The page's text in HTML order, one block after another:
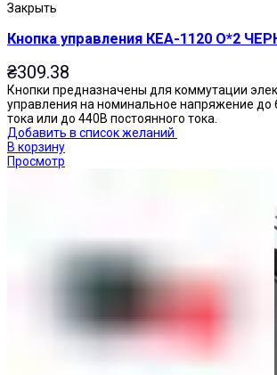
Закрыть
Кнопка управления КЕА-1120 О*2
₴309.38
Кнопки предназначены для коммутации
управления на номинальное напряжение до
тока или до 440В постоянного тока.
Добавить в список желаний
В корзину
Просмотр